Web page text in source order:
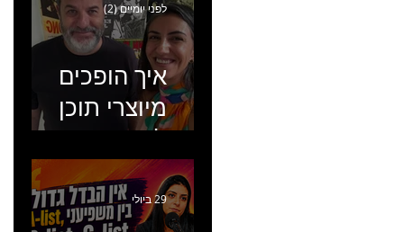
איך הופכים
מיוצרי תוכן
למכונת
קמפיינים? פרק
446 עם יערה
לפני יומיים (2)
29 ביולי